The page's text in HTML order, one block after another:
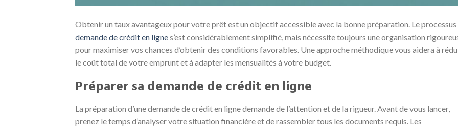
Obtenir un taux avantageux pour votre prêt est un objectif accessible avec la bonne préparation. Le processus
demande de crédit en lignes’est considérablement simplifié, mais nécessite toujours une organisation
pour maximiser vos chances d’obtenir des conditions favorables. Une approche méthodique vous aidera à
le coût total de votre emprunt et à adapter les mensualités à votre budget.
Préparer sa demande de crédit en ligne
La préparation d’une demande de crédit en ligne demande de l’attention et de la rigueur. Avant de vous lancer,
prenez le temps d’analyser votre situation financière et de rassembler tous les documents requis. Les